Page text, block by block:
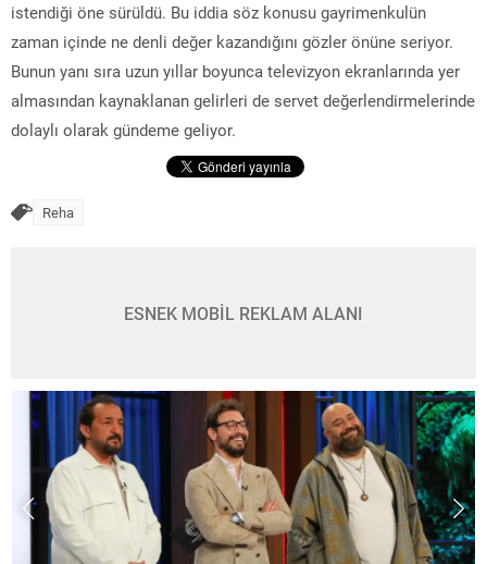
istendiği öne sürüldü. Bu iddia söz konusu gayrimenkulün
zaman içinde ne denli değer kazandığını gözler önüne seriyor.
Bunun yanı sıra uzun yıllar boyunca televizyon ekranlarında yer
almasından kaynaklanan gelirleri de servet değerlendirmelerinde
dolaylı olarak gündeme geliyor.
Reha
ESNEK MOBİL REKLAM ALANI